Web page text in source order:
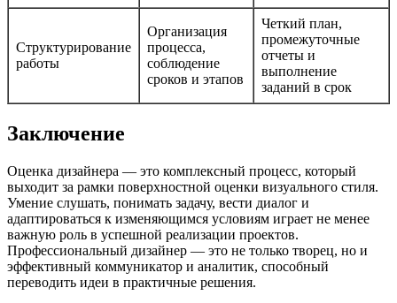
Структурирование
работы
Организация
процесса,
соблюдение
сроков и этапов
Четкий план,
промежуточные
отчеты и
выполнение
заданий в срок
Заключение
Оценка дизайнера — это комплексный процесс, который
выходит за рамки поверхностной оценки визуального стиля.
Умение слушать, понимать задачу, вести диалог и
адаптироваться к изменяющимся условиям играет не менее
важную роль в успешной реализации проектов.
Профессиональный дизайнер — это не только творец, но и
эффективный коммуникатор и аналитик, способный
переводить идеи в практичные решения.